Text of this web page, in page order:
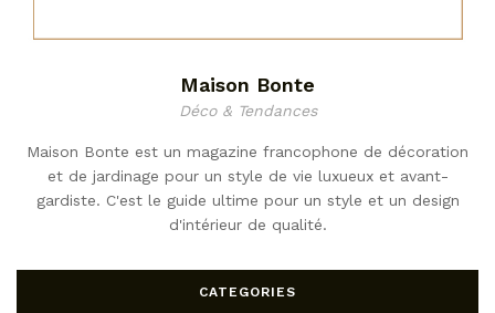
Maison Bonte
Déco & Tendances
Maison Bonte est un magazine francophone de décoration
et de jardinage pour un style de vie luxueux et avant-
gardiste. C'est le guide ultime pour un style et un design
d'intérieur de qualité.
CATEGORIES